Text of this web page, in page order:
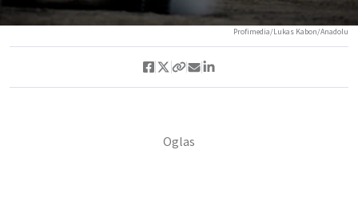
Profimedia/Lukas Kabon/Anadolu